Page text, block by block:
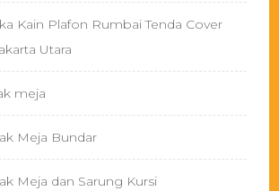
Kain Plafon Rumbai Tenda Cover
Utara
meja
Meja Bundar
Meja dan Sarung Kursi